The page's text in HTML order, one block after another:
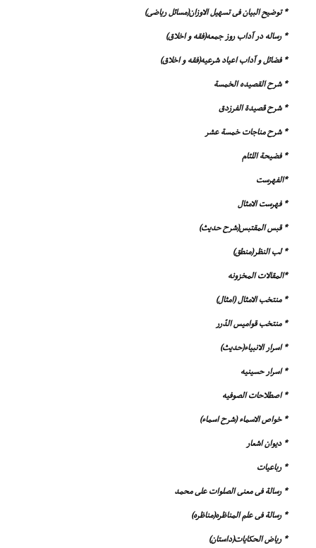
* توضیح البیان فى تسهیل الاوزان(مسائل ریاضى)
* رساله در آداب روز جمعه(فقه و اخلاق)
* فضائل و آداب اعیاد شرعیه(فقه و اخلاق)
* شرح القصیده الخمسة
* شرح قصیدة الفرزدق
* شرح مناجات خمسة عشر
* فضیحة اللئام
*الفهرست
* فهرست الامثال
* قبس المقتبس(شرح حدیث)
* لب النظر(منطق)
*المقالات المخزونه
* منتخب الامثال (امثال)
* منتخب قوامیس الدّرر
* اسرار الانبیاء(حدیث)
* اسرار حسینیه
* اصطلاحات الصوفیه
* خواص الاسماء (شرح اسماء)
* دیوان اشعار
* رباعیات
* رسالة فى معنى الصلوات على محمد
* رسالة فى علم المناظره(مناظره)
* ریاض الحکایات(داستان)